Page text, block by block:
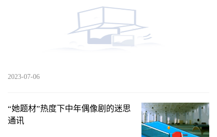
2023-07-06
“她题材”热度下中年偶像剧的迷思
通讯